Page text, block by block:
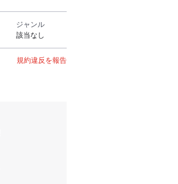
ジャンル
該当なし
規約違反を報告